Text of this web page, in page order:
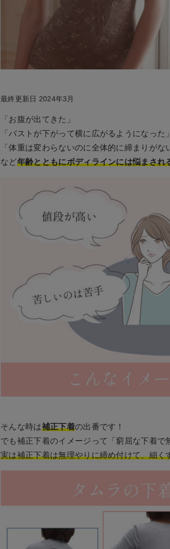
最終更新日 2024年3月
「お腹が出てきた」
「バストが下がって横に広がるようになった」
「体重は変わらないのに全体的に締まりがな
など年齢とともにボディラインには悩まされ
そんな時は補正下着の出番です！
でも補正下着のイメージって「窮屈な下着で
実は補正下着は無理やりに締め付けて、細く